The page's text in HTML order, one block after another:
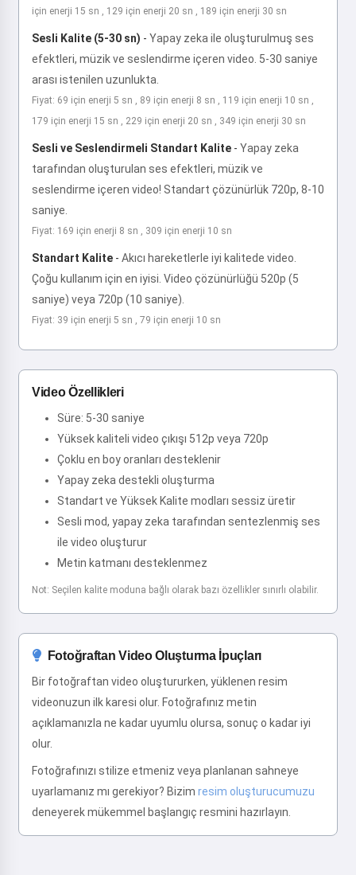
için enerji 15 sn , 129 için enerji 20 sn , 189 için enerji 30 sn
Sesli Kalite (5-30 sn) - Yapay zeka ile oluşturulmuş ses
efektleri, müzik ve seslendirme içeren video. 5-30 saniye
arası istenilen uzunlukta.
Fiyat: 69 için enerji 5 sn , 89 için enerji 8 sn , 119 için enerji 10 sn ,
179 için enerji 15 sn , 229 için enerji 20 sn , 349 için enerji 30 sn
Sesli ve Seslendirmeli Standart Kalite - Yapay zeka
tarafından oluşturulan ses efektleri, müzik ve
seslendirme içeren video! Standart çözünürlük 720p, 8-10
saniye.
Fiyat: 169 için enerji 8 sn , 309 için enerji 10 sn
Standart Kalite - Akıcı hareketlerle iyi kalitede video.
Çoğu kullanım için en iyisi. Video çözünürlüğü 520p (5
saniye) veya 720p (10 saniye).
Fiyat: 39 için enerji 5 sn , 79 için enerji 10 sn
Video Özellikleri
Süre: 5-30 saniye
Yüksek kaliteli video çıkışı 512p veya 720p
Çoklu en boy oranları desteklenir
Yapay zeka destekli oluşturma
Standart ve Yüksek Kalite modları sessiz üretir
Sesli mod, yapay zeka tarafından sentezlenmiş ses
ile video oluşturur
Metin katmanı desteklenmez
Not: Seçilen kalite moduna bağlı olarak bazı özellikler sınırlı olabilir.
Fotoğraftan Video Oluşturma İpuçları
Bir fotoğraftan video oluştururken, yüklenen resim
videonuzun ilk karesi olur. Fotoğrafınız metin
açıklamanızla ne kadar uyumlu olursa, sonuç o kadar iyi
olur.
Fotoğrafınızı stilize etmeniz veya planlanan sahneye
uyarlamanız mı gerekiyor? Bizim resim oluşturucumuzu
deneyerek mükemmel başlangıç resmini hazırlayın.